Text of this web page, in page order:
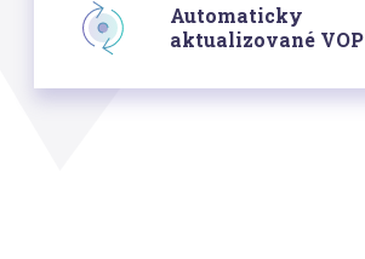
Automaticky
aktualizované VOP